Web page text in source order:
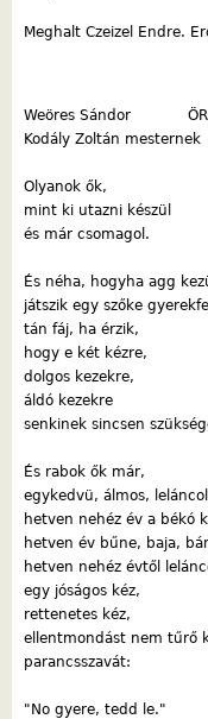
Meghalt Czeizel Endre.
Weöres Sándor
Kodály Zoltán mesternek
Olyanok ők,
mint ki utazni készül
és már csomagol.
És néha, hogyha agg
játszik egy szőke
tán fáj, ha érzik,
hogy e két kézre,
dolgos kezekre,
áldó kezekre
senkinek sincsen
És rabok ők már,
egykedvü, álmos,
hetven nehéz év a békó
hetven év bűne, baja,
hetven nehéz évtől
egy jóságos kéz,
rettenetes kéz,
ellentmondást nem tűrő
parancsszavát:
"No gyere, tedd le."